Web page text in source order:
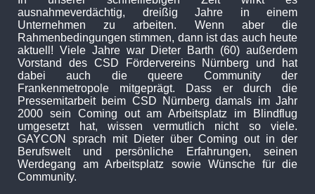
ausnahmeverdächtig, dreißig Jahre in einem
Unternehmen zu arbeiten. Wenn aber die
Rahmenbedingungen stimmen, dann ist das auch heute
aktuell! Viele Jahre war Dieter Barth (60) außerdem
Vorstand des CSD Fördervereins Nürnberg und hat
dabei auch die queere Community der
Frankenmetropole mitgeprägt. Dass er durch die
Pressemitarbeit beim CSD Nürnberg damals im Jahr
2000 sein Coming out am Arbeitsplatz im Blindflug
umgesetzt hat, wissen vermutlich nicht so viele.
GAYCON sprach mit Dieter über Coming out in der
Berufswelt und persönliche Erfahrungen, seinen
Werdegang am Arbeitsplatz sowie Wünsche für die
Community.